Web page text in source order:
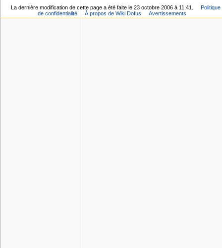
La dernière modification de cette page a été faite le 23 octobre 2006 à 11:41.
Politique
de confidentialité
À propos de Wiki Dofus Avertissements